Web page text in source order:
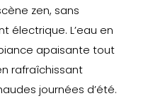
zen, sans
électrique. L’eau en
apaisante tout
rafraîchissant
journées d’été.